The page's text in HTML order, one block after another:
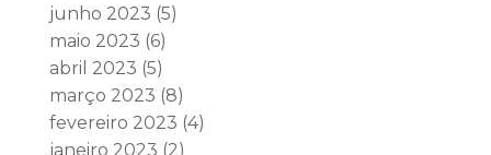
junho 2023 (5)
maio 2023 (6)
abril 2023 (5)
março 2023 (8)
fevereiro 2023 (4)
janeiro 2023 (2)